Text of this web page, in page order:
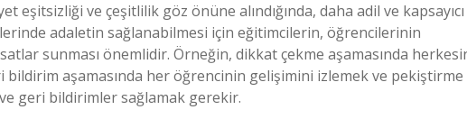
eşitsizliği ve çeşitlilik göz önüne alındığında, daha adil ve kapsayıcı
adaletin sağlanabilmesi için eğitimcilerin, öğrencilerinin
sunması önemlidir. Örneğin, dikkat çekme aşamasında
bildirim aşamasında her öğrencinin gelişimini izlemek ve pekiştirme
geri bildirimler sağlamak gerekir.